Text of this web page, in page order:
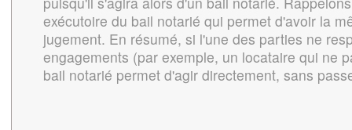
exécutoire du bail notarié qui permet d'avoir la
jugement. En résumé, si l'une des parties ne
engagements (par exemple, un locataire qui ne
bail notarié permet d'agir directement, sans